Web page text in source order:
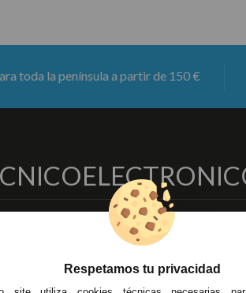
la península a partir de 150 €
Devoluciones
DELEGACIONES
Av. Plaza de Toros.
Respetamos tu privacidad